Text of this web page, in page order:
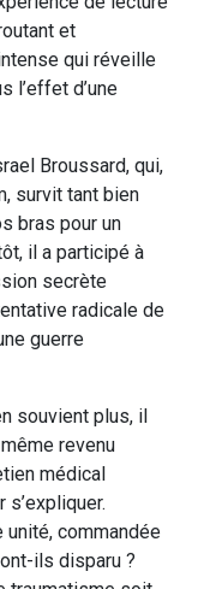
et
qui réveille
l’effet d’une
Broussard, qui,
survit tant bien
bras pour un
il a participé à
secrète
radicale de
guerre
souvient plus, il
revenu
médical
commandée
ils disparu ?